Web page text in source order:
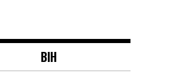
BIH